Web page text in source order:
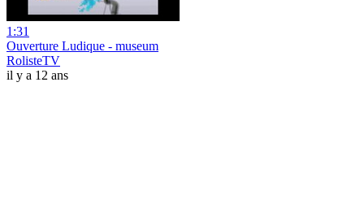
1:31
Ouverture Ludique - museum
RolisteTV
il y a 12 ans